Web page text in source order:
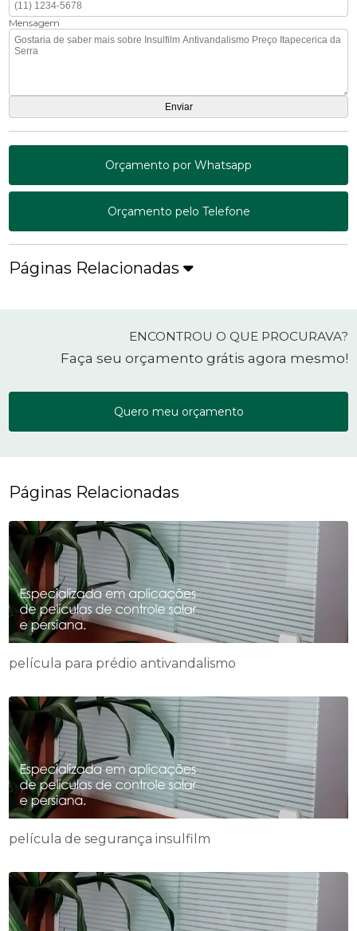
Mensagem
Orçamento por Whatsapp
Orçamento pelo Telefone
Páginas Relacionadas
ENCONTROU O QUE PROCURAVA?
Faça seu orçamento grátis agora mesmo!
Quero meu orçamento
Páginas Relacionadas
película para prédio antivandalismo
película de segurança insulfilm